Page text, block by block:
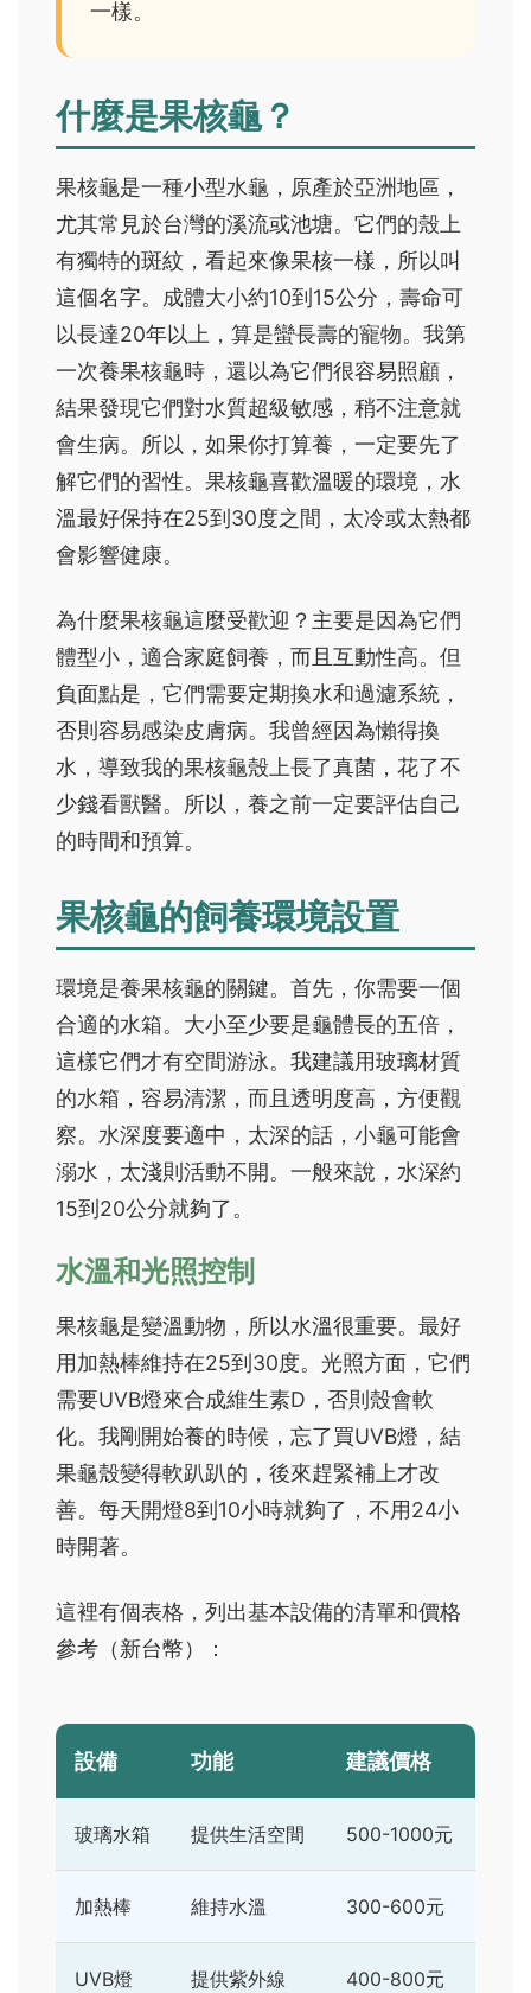
一樣。
什麼是果核龜？
果核龜是一種小型水龜，原產於亞洲地區，
尤其常見於台灣的溪流或池塘。它們的殼上
有獨特的斑紋，看起來像果核一樣，所以叫
這個名字。成體大小約10到15公分，壽命可
以長達20年以上，算是蠻長壽的寵物。我第
一次養果核龜時，還以為它們很容易照顧，
結果發現它們對水質超級敏感，稍不注意就
會生病。所以，如果你打算養，一定要先了
解它們的習性。果核龜喜歡溫暖的環境，水
溫最好保持在25到30度之間，太冷或太熱都
會影響健康。
為什麼果核龜這麼受歡迎？主要是因為它們
體型小，適合家庭飼養，而且互動性高。但
負面點是，它們需要定期換水和過濾系統，
否則容易感染皮膚病。我曾經因為懶得換
水，導致我的果核龜殼上長了真菌，花了不
少錢看獸醫。所以，養之前一定要評估自己
的時間和預算。
果核龜的飼養環境設置
環境是養果核龜的關鍵。首先，你需要一個
合適的水箱。大小至少要是龜體長的五倍，
這樣它們才有空間游泳。我建議用玻璃材質
的水箱，容易清潔，而且透明度高，方便觀
察。水深度要適中，太深的話，小龜可能會
溺水，太淺則活動不開。一般來說，水深約
15到20公分就夠了。
水溫和光照控制
果核龜是變溫動物，所以水溫很重要。最好
用加熱棒維持在25到30度。光照方面，它們
需要UVB燈來合成維生素D，否則殼會軟
化。我剛開始養的時候，忘了買UVB燈，結
果龜殼變得軟趴趴的，後來趕緊補上才改
善。每天開燈8到10小時就夠了，不用24小
時開著。
這裡有個表格，列出基本設備的清單和價格
參考（新台幣）：
設備 功能 建議價格
玻璃水箱 提供生活空間 500-1000元
加熱棒 維持水溫 300-600元
UVB燈 提供紫外線 400-800元